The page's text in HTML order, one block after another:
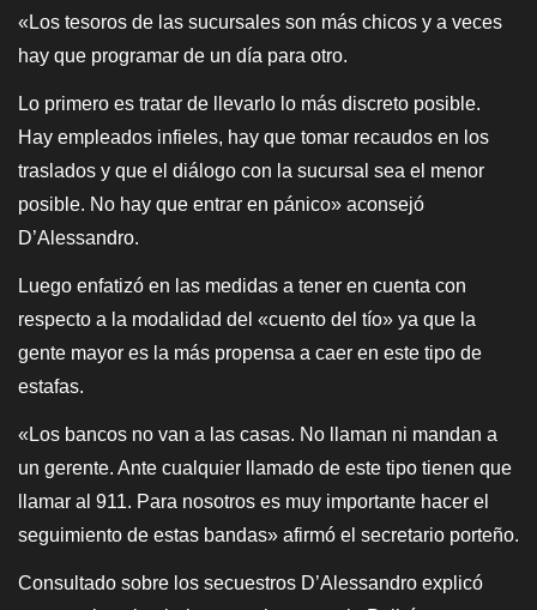
«Los tesoros de las sucursales son más chicos y a veces
hay que programar de un día para otro.
Lo primero es tratar de llevarlo lo más discreto posible.
Hay empleados infieles, hay que tomar recaudos en los
traslados y que el diálogo con la sucursal sea el menor
posible. No hay que entrar en pánico» aconsejó
D’Alessandro.
Luego enfatizó en las medidas a tener en cuenta con
respecto a la modalidad del «cuento del tío» ya que la
gente mayor es la más propensa a caer en este tipo de
estafas.
«Los bancos no van a las casas. No llaman ni mandan a
un gerente. Ante cualquier llamado de este tipo tienen que
llamar al 911. Para nosotros es muy importante hacer el
seguimiento de estas bandas» afirmó el secretario porteño.
Consultado sobre los secuestros D’Alessandro explicó